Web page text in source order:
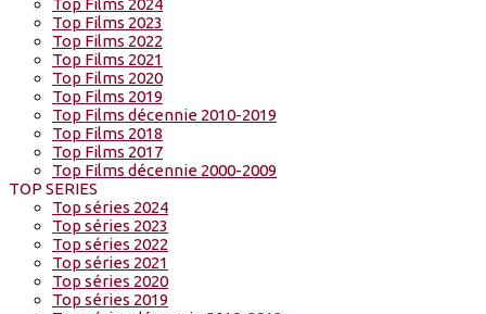
Top Films 2024
Top Films 2023
Top Films 2022
Top Films 2021
Top Films 2020
Top Films 2019
Top Films décennie 2010-2019
Top Films 2018
Top Films 2017
Top Films décennie 2000-2009
TOP SERIES
Top séries 2024
Top séries 2023
Top séries 2022
Top séries 2021
Top séries 2020
Top séries 2019